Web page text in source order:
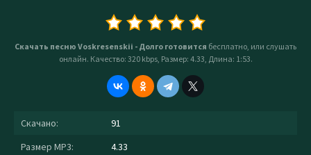
Скачать песню Voskresenskii - Долго готовится бесплатно, или слушать
онлайн. Качество: 320 kbps, Размер: 4.33, Длина: 1:53.
Скачано:
91
Размер MP3:
4.33